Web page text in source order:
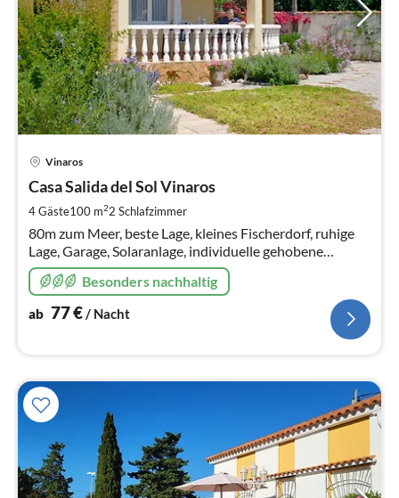
Vinaros
Casa Salida del Sol Vinaros
4 Gäste100 m22 Schlafzimmer
80m zum Meer, beste Lage, kleines Fischerdorf, ruhige
Lage, Garage, Solaranlage, individuelle gehobene
Ausstattung, Küche durch Fachfrau eingerichtet (bisher
nur pos. feedback),
Besonders nachhaltig
ab 77€/ Nacht